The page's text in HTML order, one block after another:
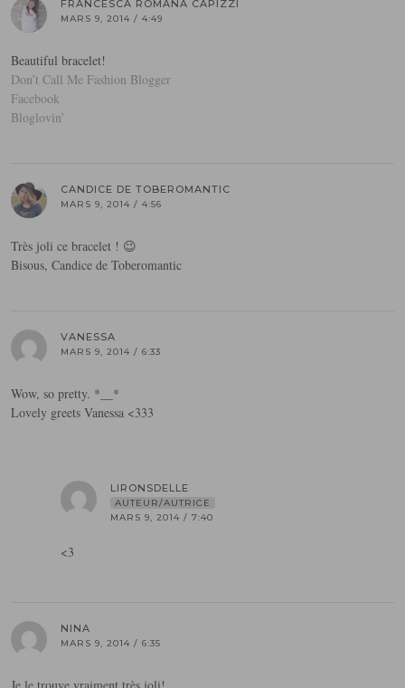
FRANCESCA ROMANA CAPIZZI
MARS 9, 2014 / 4:49
Beautiful bracelet!
Don’t Call Me Fashion Blogger
Facebook
Bloglovin’
CANDICE DE TOBEROMANTIC
MARS 9, 2014 / 4:56
Très joli ce bracelet ! 😉
Bisous, Candice de Toberomantic
VANESSA
MARS 9, 2014 / 6:33
Wow, so pretty. *__*
Lovely greets Vanessa <333
LIRONSDELLE
AUTEUR/AUTRICE
MARS 9, 2014 / 7:40
<3
NINA
MARS 9, 2014 / 6:35
Je le trouve vraiment très joli!